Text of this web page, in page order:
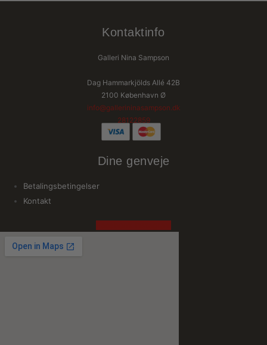
Kontaktinfo
Galleri Nina Sampson
Dag Hammarkjölds Allé 42B
2100 København Ø
info@gallerininasampson.dk
28122859
Dine genveje
Betalingsbetingelser
Kontakt